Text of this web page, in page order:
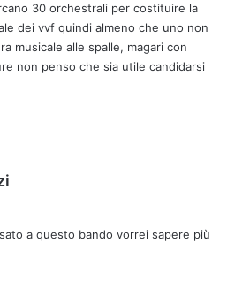
30 orchestrali per costituire la
dei vvf quindi almeno che uno non
musicale alle spalle, magari con
non penso che sia utile candidarsi
e a questo bando vorrei sapere più